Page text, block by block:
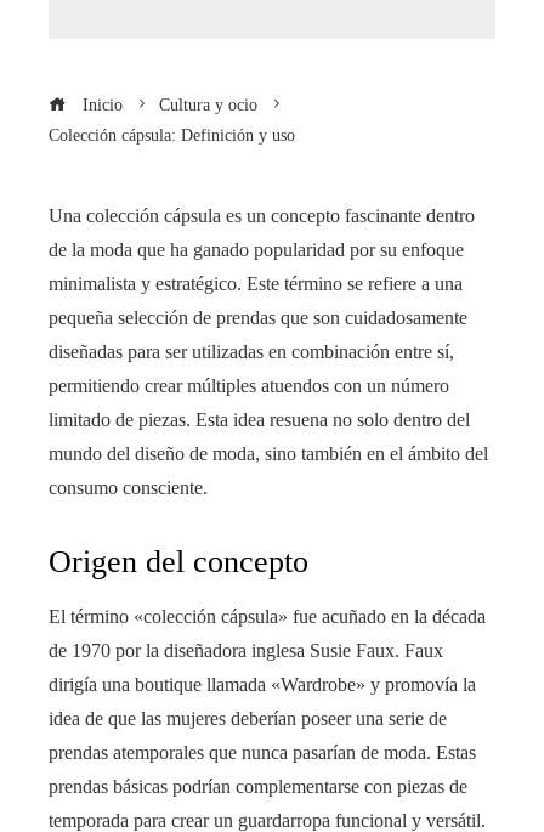
Inicio
Cultura y ocio
Colección cápsula: Definición y uso
Una colección cápsula es un concepto fascinante dentro
de la moda que ha ganado popularidad por su enfoque
minimalista y estratégico. Este término se refiere a una
pequeña selección de prendas que son cuidadosamente
diseñadas para ser utilizadas en combinación entre sí,
permitiendo crear múltiples atuendos con un número
limitado de piezas. Esta idea resuena no solo dentro del
mundo del diseño de moda, sino también en el ámbito del
consumo consciente.
Origen del concepto
El término «colección cápsula» fue acuñado en la década
de 1970 por la diseñadora inglesa Susie Faux. Faux
dirigía una boutique llamada «Wardrobe» y promovía la
idea de que las mujeres deberían poseer una serie de
prendas atemporales que nunca pasarían de moda. Estas
prendas básicas podrían complementarse con piezas de
temporada para crear un guardarropa funcional y versátil.